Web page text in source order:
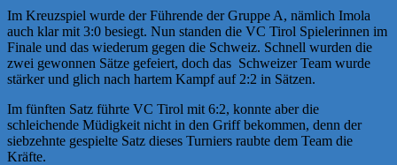
Im Kreuzspiel wurde der Führende der Gruppe A, nämlich Imola
auch klar mit 3:0 besiegt. Nun standen die VC Tirol Spielerinnen im
Finale und das wiederum gegen die Schweiz. Schnell wurden die
zwei gewonnen Sätze gefeiert, doch das Schweizer Team wurde
stärker und glich nach hartem Kampf auf 2:2 in Sätzen.
Im fünften Satz führte VC Tirol mit 6:2, konnte aber die
schleichende Müdigkeit nicht in den Griff bekommen, denn der
siebzehnte gespielte Satz dieses Turniers raubte dem Team die
Kräfte.